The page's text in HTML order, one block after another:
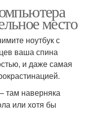
место
ноутбук с
ваша спина
и даже самая
там наверняка
или хотя бы